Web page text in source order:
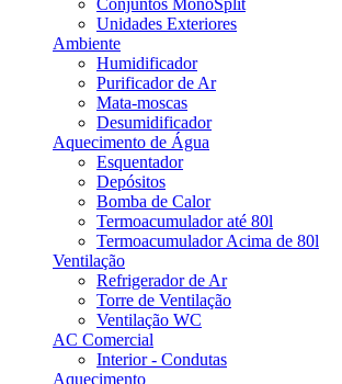
Conjuntos MonoSplit
Unidades Exteriores
Ambiente
Humidificador
Purificador de Ar
Mata-moscas
Desumidificador
Aquecimento de Água
Esquentador
Depósitos
Bomba de Calor
Termoacumulador até 80l
Termoacumulador Acima de 80l
Ventilação
Refrigerador de Ar
Torre de Ventilação
Ventilação WC
AC Comercial
Interior - Condutas
Aquecimento